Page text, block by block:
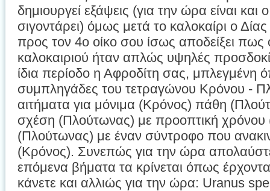
δημιουργεί εξάψεις (για την ώρα είναι και
σιγοντάρει) όμως μετά το καλοκαίρι ο
προς τον 4ο οίκο σου ίσως αποδείξει πως
καλοκαιριού ήταν απλώς υψηλές
ίδια περίοδο η Αφροδίτη σας, μπλεγμένη
συμπληγάδες του τετραγώνου Κρόνου -
αιτήματα για μόνιμα (Κρόνος) πάθη
σχέση (Πλούτωνας) με προοπτική
(Πλούτωνας) με έναν σύντροφο που
(Κρόνος). Συνεπώς για την ώρα
επόμενα βήματα τα κρίνεται όπως
κάνετε και αλλιώς για την ώρα: Uranus